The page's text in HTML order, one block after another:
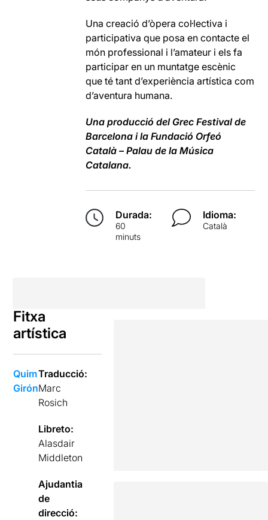
Una creació d’òpera col·lectiva i
participativa que posa en contacte el
món professional i l’amateur i els fa
participar en un muntatge escènic
que té tant d’experiència artística com
d’aventura humana.
Una producciódel Grec Festival de
Barcelona i la Fundació Orfeó
Català – Palau de la Música
Catalana.
Durada:
60
minuts
Idioma:
Català
Fitxa
artística
Quim
Girón
Traducció:
Marc
Rosich
Libreto:
Alasdair
Middleton
Ajudantia
de
direcció: